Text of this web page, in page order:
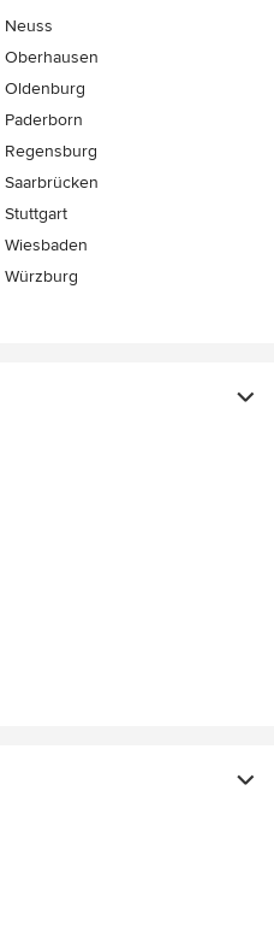
Neuss
Oberhausen
Oldenburg
Paderborn
Regensburg
Saarbrücken
Stuttgart
Wiesbaden
Würzburg